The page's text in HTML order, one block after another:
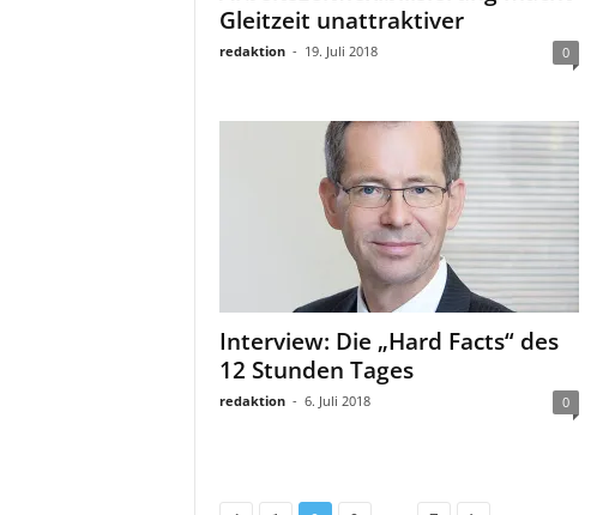
Gleitzeit unattraktiver
redaktion - 19. Juli 2018 0
Interview: Die „Hard Facts“ des
12 Stunden Tages
redaktion - 6. Juli 2018 0